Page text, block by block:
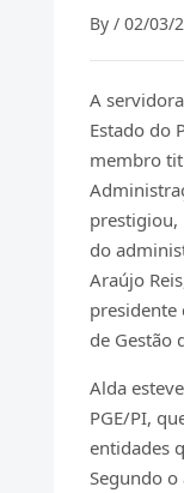
By / 02/03/
A
Estado do
membro
prestigiou,
do
Araújo
presidente
de Gestão
Alda
PGE/PI,
entidades
Segundo